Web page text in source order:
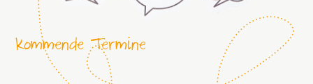
Kommende Termine